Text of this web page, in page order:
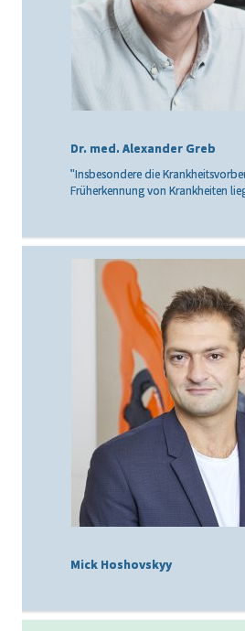
Dr. med. Alexander Greb
"Insbesondere die
Früherkennung von Krankheiten
Mick Hoshovskyy